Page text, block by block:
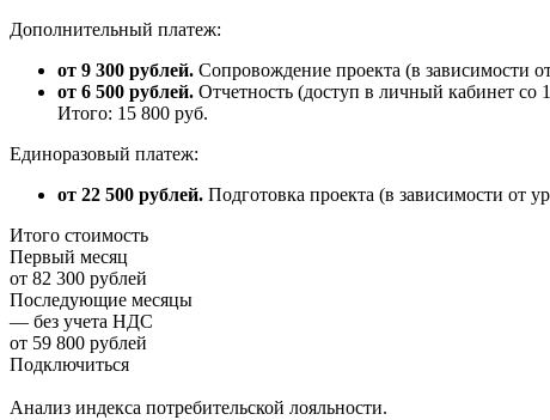
Дополнительный платеж:
от 9 300 рублей. Сопровождение проекта (в зависимости
от 6 500 рублей. Отчетность (доступ в личный кабинет со
Итого: 15 800 руб.
Единоразовый платеж:
от 22 500 рублей. Подготовка проекта (в зависимости от
Итого стоимость
Первый месяц
от 82 300 рублей
Последующие месяцы
— без учета НДС
от 59 800 рублей
Подключиться
Анализ индекса потребительской лояльности.